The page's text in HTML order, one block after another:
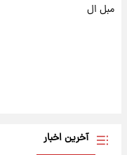
مبل ال
آخرین اخبار